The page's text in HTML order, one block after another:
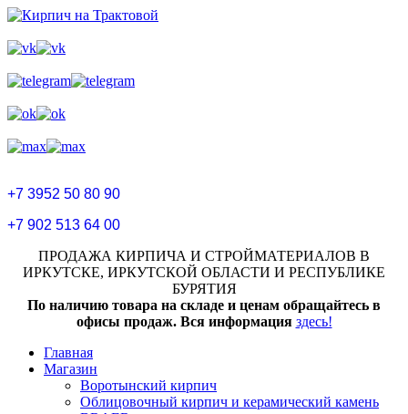
+7 3952 50 80 90
+7 902 513 64 00
ПРОДАЖА КИРПИЧА И СТРОЙМАТЕРИАЛОВ В
ИРКУТСКЕ, ИРКУТСКОЙ ОБЛАСТИ И РЕСПУБЛИКЕ
БУРЯТИЯ
По наличию товара на складе и ценам обращайтесь в
офисы продаж. Вся информация здесь!
Главная
Магазин
Воротынский кирпич
Облицовочный кирпич и керамический камень